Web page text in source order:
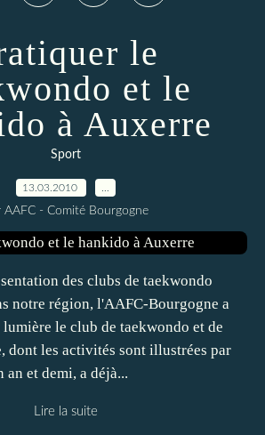
le
et le
à Auxerre
Sport
13.03.2010
AAFC - Comité Bourgogne
des clubs de taekwondo
notre région, l'AAFC-Bourgogne a
le club de taekwondo et de
dont les activités sont illustrées par
et demi, a déjà...
Lire la suite